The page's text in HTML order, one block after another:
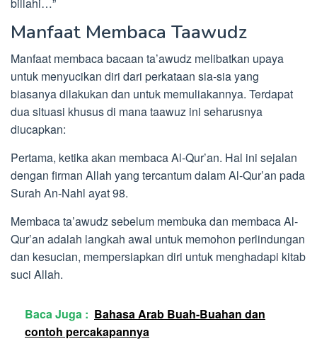
billahi…”
Manfaat Membaca Taawudz
Manfaat membaca bacaan ta’awudz melibatkan upaya
untuk menyucikan diri dari perkataan sia-sia yang
biasanya dilakukan dan untuk memuliakannya. Terdapat
dua situasi khusus di mana taawuz ini seharusnya
diucapkan:
Pertama, ketika akan membaca Al-Qur’an. Hal ini sejalan
dengan firman Allah yang tercantum dalam Al-Qur’an pada
Surah An-Nahl ayat 98.
Membaca ta’awudz sebelum membuka dan membaca Al-
Qur’an adalah langkah awal untuk memohon perlindungan
dan kesucian, mempersiapkan diri untuk menghadapi kitab
suci Allah.
Baca Juga : Bahasa Arab Buah-Buahan dan
contoh percakapannya